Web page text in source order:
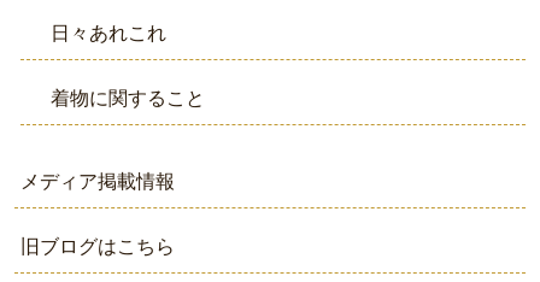
日々あれこれ
着物に関すること
メディア掲載情報
旧ブログはこちら